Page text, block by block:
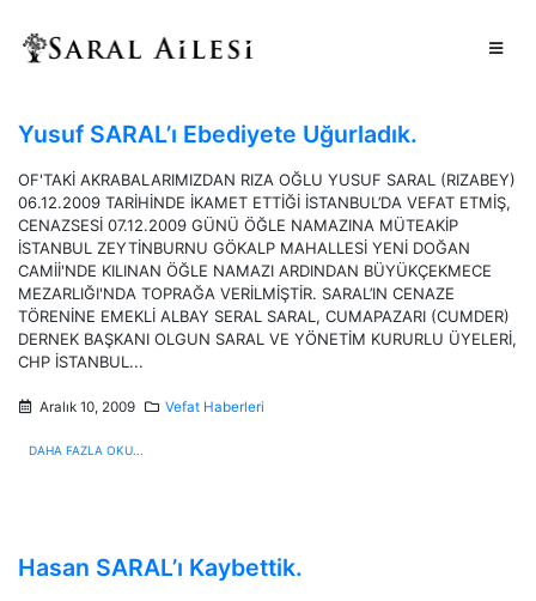
Yusuf SARAL’ı Ebediyete Uğurladık.
OF'TAKİ AKRABALARIMIZDAN RIZA OĞLU YUSUF SARAL (RIZABEY)
06.12.2009 TARİHİNDE İKAMET ETTİĞİ İSTANBUL’DA VEFAT ETMİŞ,
CENAZSESİ 07.12.2009 GÜNÜ ÖĞLE NAMAZINA MÜTEAKİP
İSTANBUL ZEYTİNBURNU GÖKALP MAHALLESİ YENİ DOĞAN
CAMİİ'NDE KILINAN ÖĞLE NAMAZI ARDINDAN BÜYÜKÇEKMECE
MEZARLIĞI'NDA TOPRAĞA VERİLMİŞTİR. SARAL’IN CENAZE
TÖRENİNE EMEKLİ ALBAY SERAL SARAL, CUMAPAZARI (CUMDER)
DERNEK BAŞKANI OLGUN SARAL VE YÖNETİM KURURLU ÜYELERİ,
CHP İSTANBUL...
Aralık 10, 2009 Vefat Haberleri
DAHA FAZLA OKU...
Hasan SARAL’ı Kaybettik.